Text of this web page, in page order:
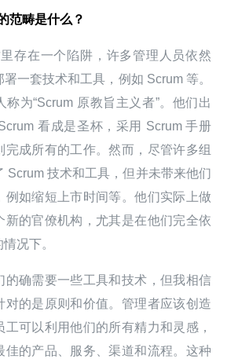
范畴是什么？
里存在一个陷阱，许多管理人员依然
一套技术和工具，例如 Scrum 等。
称为“Scrum 原教旨主义者”。他们出
看成是圣杯，采用 Scrum 手册
完成所有的工作。然而，尽管许多组
Scrum 技术和工具，但并未带来他们
例如缩短上市时间等。他们实际上做
新的官僚机构，尤其是在他们完全依
况下。
的确需要一些工具和技术，但我相信
对的是原则和价值。管理者应该创造
工可以利用他们的所有精力和灵感，
佳的产品、服务、渠道和流程。这种